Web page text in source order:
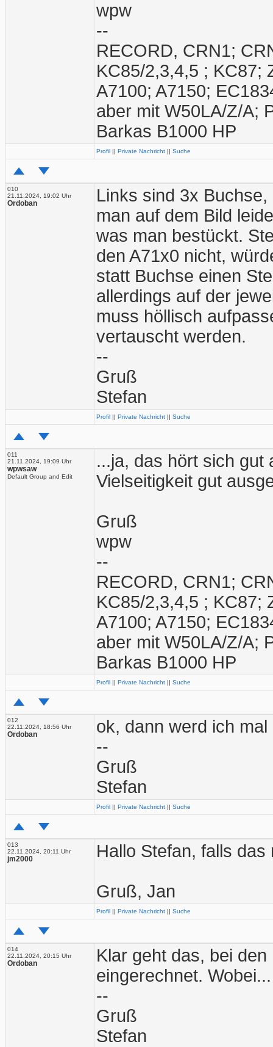
wpw
--
RECORD, CRN1;
KC85/2,3,4,5 ; KC87;
A7100; A7150;
aber mit W50LA/Z/A;
Barkas B1000 HP
Profil || Private Nachricht || Suche
010
21.11.2024, 19:02 Uhr
Ordoban
Links sind 3x
man auf dem Bild
was man bestückt.
den A71x0 nicht,
statt Buchse einen
allerdings auf der
muss höllisch
vertauscht werden.
--
Gruß
Stefan
Profil || Private Nachricht || Suche
011
21.11.2024, 19:09 Uhr
wpwsaw
Default Group and Edit
...ja, das hört sich gut
Vielseitigkeit gut
Gruß
wpw
--
RECORD, CRN1;
KC85/2,3,4,5 ; KC87;
A7100; A7150;
aber mit W50LA/Z/A;
Barkas B1000 HP
Profil || Private Nachricht || Suche
012
22.11.2024, 18:56 Uhr
Ordoban
ok, dann werd ich
--
Gruß
Stefan
Profil || Private Nachricht || Suche
013
22.11.2024, 20:11 Uhr
jm2000 Hallo Stefan, falls
Gruß, Jan
Profil || Private Nachricht || Suche
014
22.11.2024, 20:15 Uhr
Ordoban
Klar geht das, bei
eingerechnet.
--
Gruß
Stefan